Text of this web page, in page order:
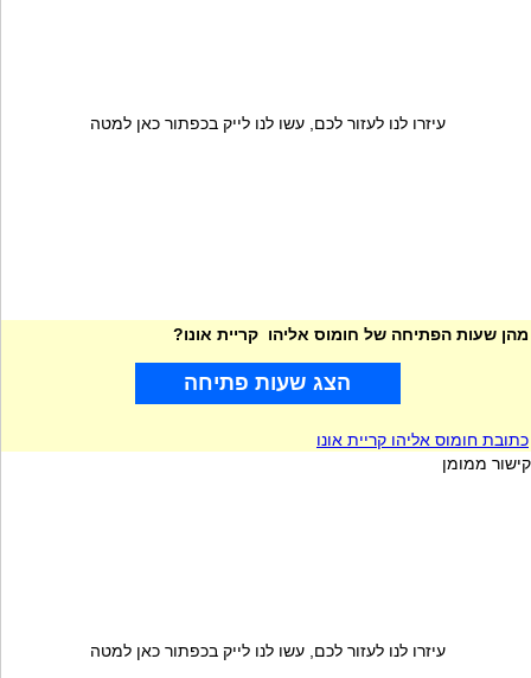
עיזרו לנו לעזור לכם, עשו לנו לייק בכפתור כאן למטה
מהן שעות הפתיחה של חומוס אליהו קריית אונו?
הצג שעות פתיחה
כתובת חומוס אליהו קריית אונו
קישור ממומן
עיזרו לנו לעזור לכם, עשו לנו לייק בכפתור כאן למטה